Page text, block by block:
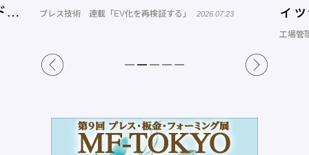
検証する」 2026.07.23
ィック 加賀事業所
工場管理 連載「闘う！カイゼン戦士」